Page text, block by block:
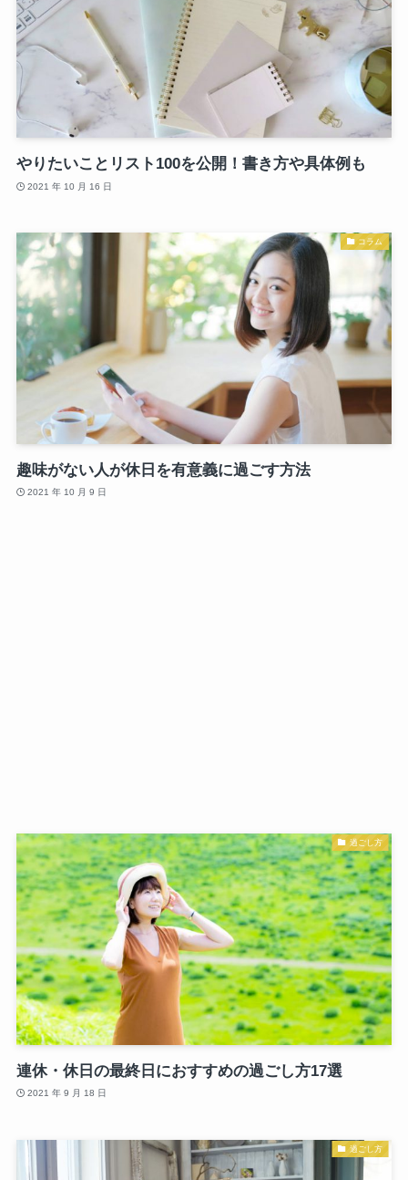
やりたいことリスト100を公開！書き方や具体例も
2021 年 10 月 16 日
コラム
趣味がない人が休日を有意義に過ごす方法
2021 年 10 月 9 日
過ごし方
連休・休日の最終日におすすめの過ごし方17選
2021 年 9 月 18 日
過ごし方